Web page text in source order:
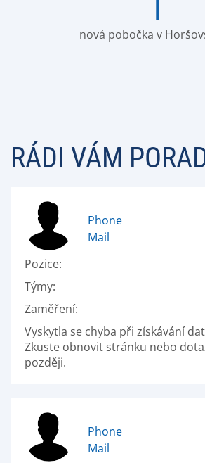
nová pobočka v
RÁDI VÁM
Phone
Mail
Pozice:
Týmy:
Zaměření:
Vyskytla se chyba při získávání
Zkuste obnovit stránku nebo
později.
Phone
Mail